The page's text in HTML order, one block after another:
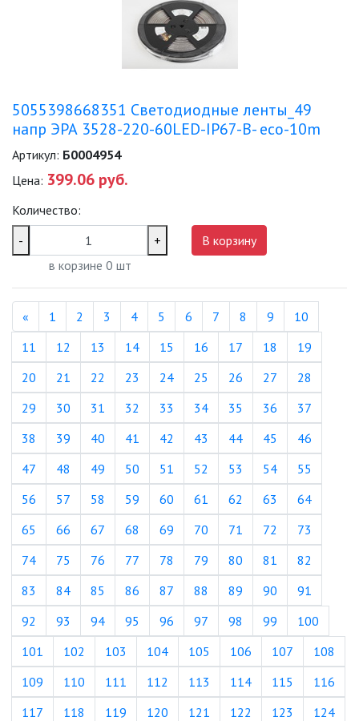
5055398668351 Светодиодные ленты_49
напр ЭРА 3528-220-60LED-IP67-B- eco-10m
Артикул: Б0004954
Цена: 399.06 руб.
Количество:
-
+
в корзине 0 шт
В корзину
« Назад
1 2 3 4 5 6 7 8 9
10
11
12 13 14 15 16 17 18
19
20
21 22 23 24 25 26 27
28
29
30 31 32 33 34 35 36
37
38
39 40 41 42 43 44 45
46
47
48 49 50 51 52 53 54
55
56
57 58 59 60 61 62 63
64
65
66 67 68 69 70 71 72
73
74
75 76 77 78 79 80 81
82
83
84 85 86 87 88 89 90
91
92
93 94 95 96 97 98 99
100
101
102 103 104 105 106 107
108
109
110 111 112 113 114 115
116
117
118 119 120 121 122 123
124